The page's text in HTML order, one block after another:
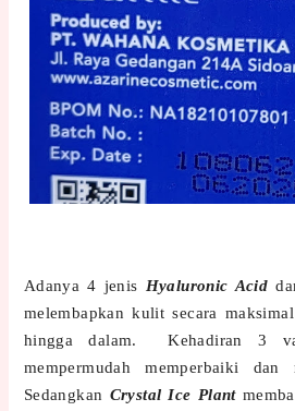
Adanya 4 jenis Hyaluronic Acid
melembapkan kulit secara
hingga dalam. Kehadiran 3
mempermudah memperbaiki
Sedangkan Crystal Ice Plant